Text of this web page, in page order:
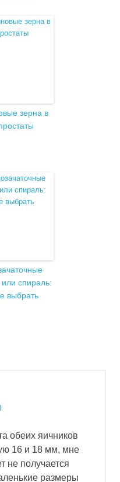
зерна в
или спираль:
выбрать
обеих яичников
16 и 18 мм, мне
не получается
размеры